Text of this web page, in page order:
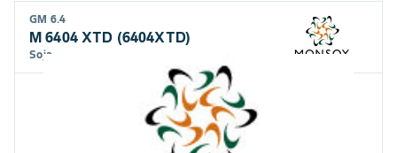
GM 6.4
M 6404 XTD (6404XTD)
Soja